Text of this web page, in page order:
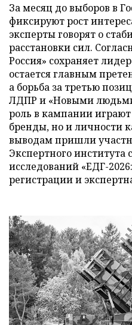
За месяц до выборов в
фиксируют рост
эксперты говорят о
расстановки сил.
Россия» сохраняет
остается главным
а борьба за третью
ЛДПР и «Новыми
роль в кампании
бренды, но и личности
выводам пришли
Экспертного института
исследований «ЕДГ-
регистрации и